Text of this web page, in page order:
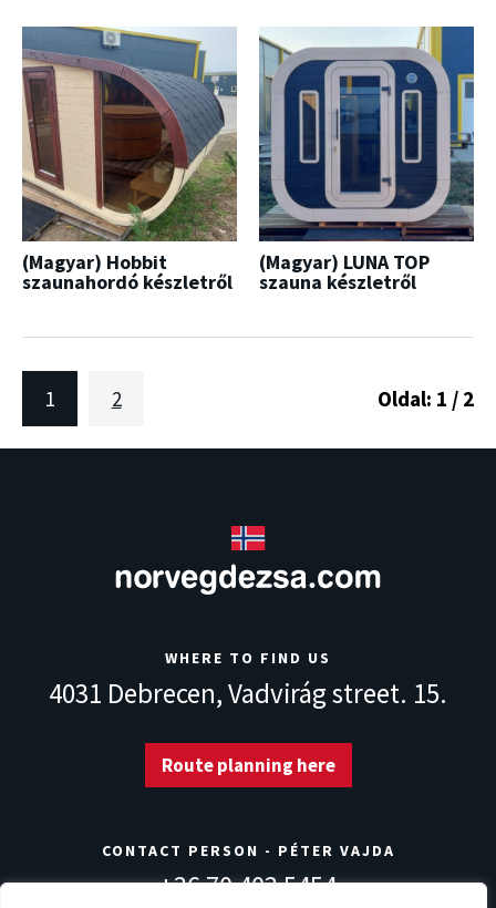
(Magyar) Hobbit
szaunahordó készletről
(Magyar) LUNA TOP
szauna készletről
Oldal: 1 / 2
1 2
WHERE TO FIND US
4031 Debrecen,Vadvirág street. 15.
Route planning here
CONTACT PERSON - PÉTER VAJDA
+36 70 403 5454